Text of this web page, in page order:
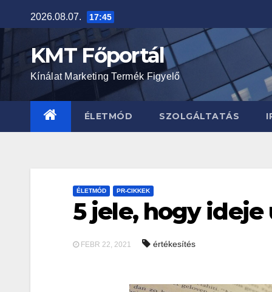
to
2026.08.07. 17:45
KMT Főportál
Kínálat Marketing Termék Figyelő
ÉLETMÓD SZOLGÁLTATÁS
ÉLETMÓD PR-CIKKEK
5 jele, hogy
FEBR 22, 2021 értékesítés